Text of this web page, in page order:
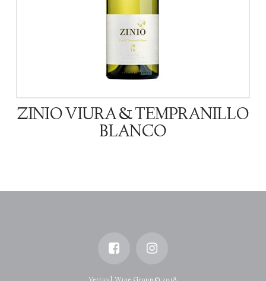
ZINIO VIURA & TEMPRANILLO
BLANCO